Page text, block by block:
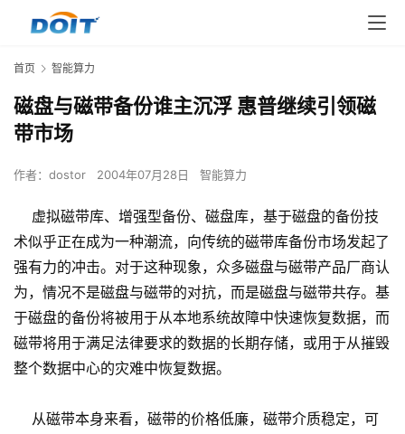
首页 智能算力
磁盘与磁带备份谁主沉浮 惠普继续引领磁
带市场
作者： dostor 2004年07月28日 智能算力
虚拟磁带库、增强型备份、磁盘库，基于磁盘的备份技
术似乎正在成为一种潮流，向传统的磁带库备份市场发起了
强有力的冲击。对于这种现象，众多磁盘与磁带产品厂商认
为，情况不是磁盘与磁带的对抗，而是磁盘与磁带共存。基
于磁盘的备份将被用于从本地系统故障中快速恢复数据，而
磁带将用于满足法律要求的数据的长期存储，或用于从摧毁
整个数据中心的灾难中恢复数据。
从磁带本身来看，磁带的价格低廉，磁带介质稳定，可